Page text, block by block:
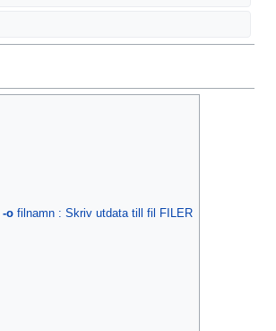
-o filnamn : Skriv utdata till fil FILER